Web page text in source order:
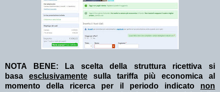
NOTA BENE: La scelta della struttura ricettiva si
basa esclusivamente sulla tariffa più economica al
momento della ricerca per il periodo indicato non